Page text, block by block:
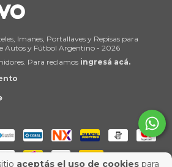
aceptás el uso de cookiespara
Imanes, Portallaves y Repisas para
Autos y Fútbol Argentino - 2026
Para reclamos ingresá acá.